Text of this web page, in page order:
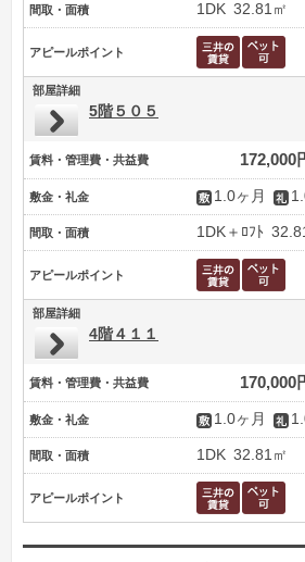
間取・面積 1DK 32.81㎡
アピールポイント
部屋詳細
5階５０５
賃料・管理費・共益費 172,000
敷金・礼金 1.0ヶ月
間取・面積 1DK＋ﾛﾌﾄ
アピールポイント
部屋詳細
4階４１１
賃料・管理費・共益費 170,000
敷金・礼金 1.0ヶ月
間取・面積 1DK 32.81㎡
アピールポイント